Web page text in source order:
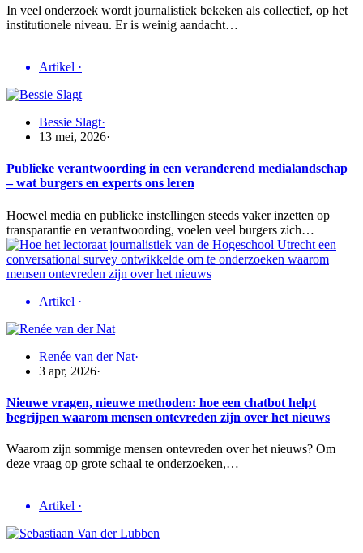
In veel onderzoek wordt journalistiek bekeken als collectief, op het
institutionele niveau. Er is weinig aandacht…
Artikel ·
Bessie Slagt·
13 mei, 2026·
Publieke verantwoording in een veranderend medialandschap
– wat burgers en experts ons leren
Hoewel media en publieke instellingen steeds vaker inzetten op
transparantie en verantwoording, voelen veel burgers zich…
Artikel ·
Renée van der Nat·
3 apr, 2026·
Nieuwe vragen, nieuwe methoden: hoe een chatbot helpt
begrijpen waarom mensen ontevreden zijn over het nieuws
Waarom zijn sommige mensen ontevreden over het nieuws? Om
deze vraag op grote schaal te onderzoeken,…
Artikel ·